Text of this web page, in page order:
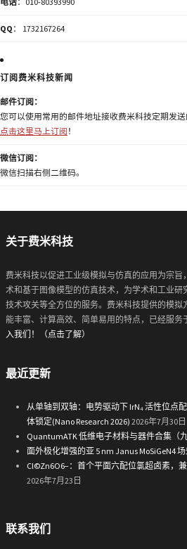
QQ ： 1732167264
订阅费米科技新闻
邮件订阅：
您可以使用常用的邮件地址接收费米科技定期发送
点击这里马上订阅 ！
微信订阅：
微信扫描右侧二维码。
关于费米科技
费米科技以促进工业级模拟与仿真的应用为宗
术和基于图像模型的仿真技术，为学术和工业研
技术攻关等全方位的服务。费米科技提供的模
能丰富、计算高效、简单易用的特点，已经服务
入我们！（点击了解）
最近更新
从单轴到双轴：电势驱动下 IrN₄ 活性位点
体锁定(Nano Research 2026) 2026年7月30日
QuantumATK 低维电子材料与器件合集（九
面外极化增强的亚 5 nm Janus MoSiGeN4
Cl©Zn6O6−：首个平面六配位氯超卤素，
2026年7月23日
联系我们